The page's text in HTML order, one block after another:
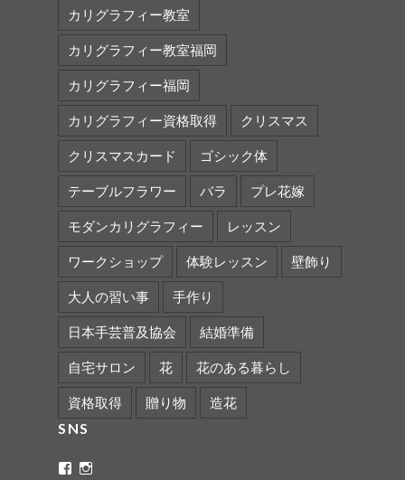
カリグラフィー教室
カリグラフィー教室福岡
カリグラフィー福岡
カリグラフィー資格取得 クリスマス
クリスマスカード ゴシック体
テーブルフラワー バラ プレ花嫁
モダンカリグラフィー レッスン
ワークショップ 体験レッスン 壁飾り
大人の習い事 手作り
日本手芸普及協会 結婚準備
自宅サロン 花 花のある暮らし
資格取得 贈り物 造花
SNS
ritaflower.calligraphy